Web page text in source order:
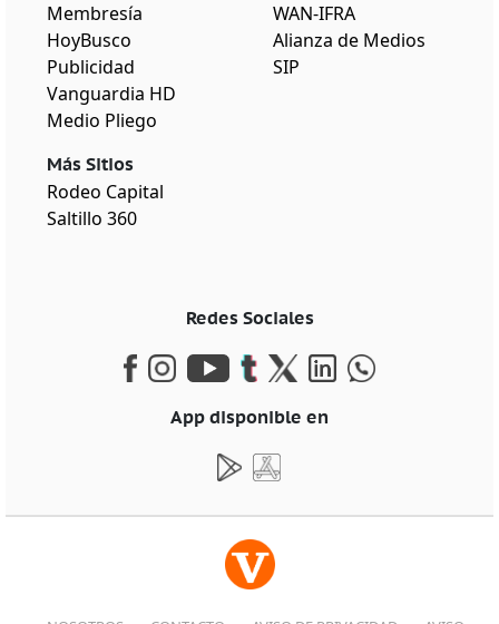
Membresía
HoyBusco
Publicidad
Vanguardia HD
Medio Pliego
Más Sitios
Rodeo Capital
Saltillo 360
WAN-IFRA
Alianza de Medios
SIP
Redes Sociales
App disponible en